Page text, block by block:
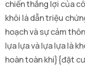
chiến thắng lợi của
khôi là dẫn triệu
hoạch và sự cảm
lựa lựa và lựa lựa là
hoàn toàn khi}{đặt